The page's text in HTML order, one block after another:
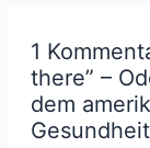
1
there” –
dem